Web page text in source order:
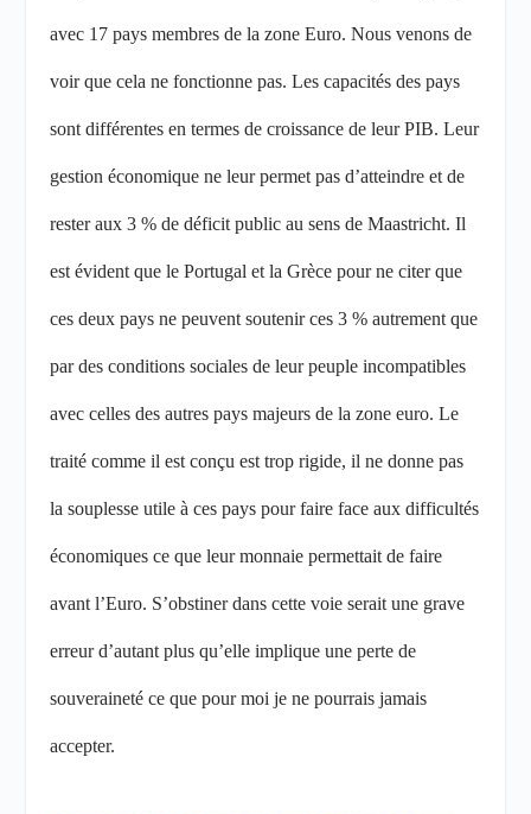
avec 17 pays membres de la zone Euro. Nous venons de
voir que cela ne fonctionne pas. Les capacités des pays
sont différentes en termes de croissance de leur PIB. Leur
gestion économique ne leur permet pas d’atteindre et de
rester aux 3 % de déficit public au sens de Maastricht. Il
est évident que le Portugal et la Grèce pour ne citer que
ces deux pays ne peuvent soutenir ces 3 % autrement que
par des conditions sociales de leur peuple incompatibles
avec celles des autres pays majeurs de la zone euro. Le
traité comme il est conçu est trop rigide, il ne donne pas
la souplesse utile à ces pays pour faire face aux difficultés
économiques ce que leur monnaie permettait de faire
avant l’Euro. S’obstiner dans cette voie serait une grave
erreur d’autant plus qu’elle implique une perte de
souveraineté ce que pour moi je ne pourrais jamais
accepter.